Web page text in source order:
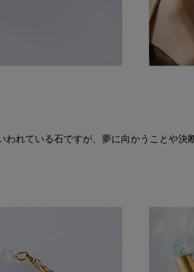
われている石ですが、夢に向かうことや